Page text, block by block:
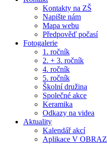
Kontakty na ZŠ
Napište nám
Mapa webu
Předpověď počasí
Fotogalerie
1. ročník
2. + 3. ročník
4. ročník
5. ročník
Školní družina
Společné akce
Keramika
Odkazy na videa
Aktuality
Kalendář akcí
Aplikace V